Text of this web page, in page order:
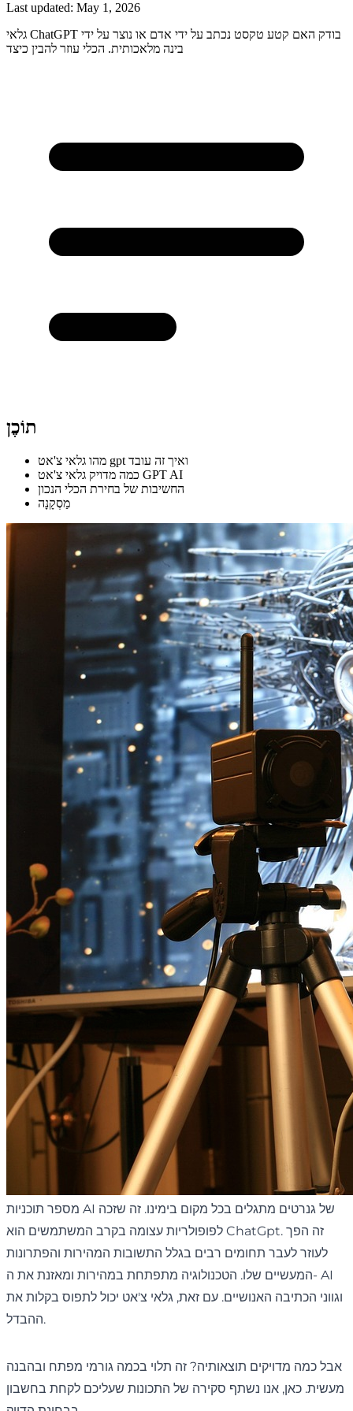
Last updated: May 1, 2026
גלאי ChatGPT בודק האם קטע טקסט נכתב על ידי אדם או נוצר על ידי
בינה מלאכותית. הכלי עוזר להבין כיצד
תוֹכֶן
מהו גלאי צ'אט gpt ואיך זה עובד
כמה מדויק גלאי צ'אט GPT AI
החשיבות של בחירת הכלי הנכון
מַסְקָנָה
מספר תוכניות AI של גנרטים מתגלים בכל מקום בימינו. זה שזכה
לפופולריות עצומה בקרב המשתמשים הוא ChatGpt. זה הפך
לעוזר לעבר תחומים רבים בגלל התשובות המהירות והפתרונות
המעשיים שלו. הטכנולוגיה מתפתחת במהירות ומאזנת את ה- AI
וגווני הכתיבה האנושיים. עם זאת, גלאי צ'אט יכול לתפוס בקלות את
ההבדל.
אבל כמה מדויקים תוצאותיה? זה תלוי בכמה גורמי מפתח ובהבנה
מעשית. כאן, אנו נשתף סקירה של התכונות שעליכם לקחת בחשבון